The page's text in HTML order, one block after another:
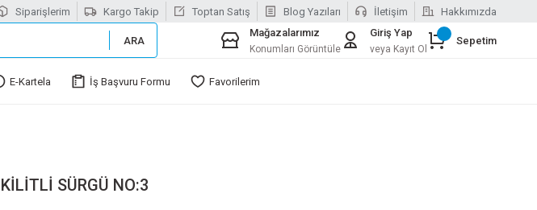
Siparişlerim Kargo Takip Toptan Satış Blog Yazıları İletişim Hakkımızda
ARA
Mağazalarımız
Konumları Görüntüle
Giriş Yap
veya Kayıt Ol
Sepetim
E-Kartela İş Başvuru Formu Favorilerim
KİLİTLİ SÜRGÜ NO:3